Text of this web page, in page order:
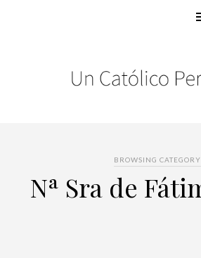
BROWSING CATEGORY
Nª Sra de